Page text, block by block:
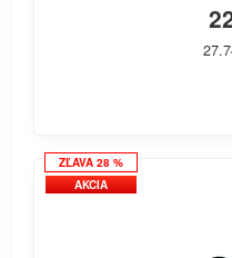
ZĽAVA 28 %
AKCIA